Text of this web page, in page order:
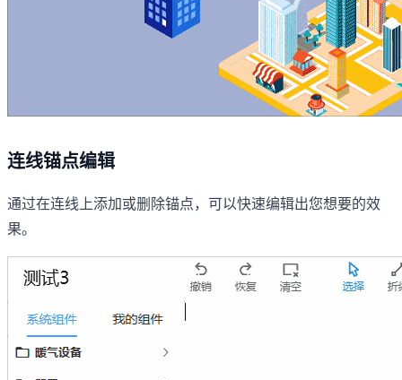
连线锚点编辑
通过在连线上添加或删除锚点，可以快速编辑出您想要的效
果。